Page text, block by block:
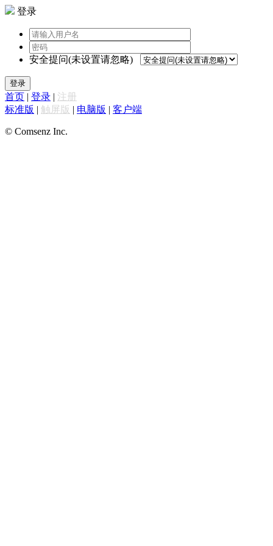
登录
安全提问(未设置请忽略)
登录
首页 | 登录 | 注册
标准版 | 触屏版 | 电脑版 | 客户端
© Comsenz Inc.